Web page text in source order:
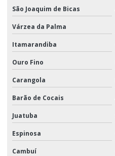
São Joaquim de Bicas
Várzea da Palma
Itamarandiba
Ouro Fino
Carangola
Barão de Cocais
Juatuba
Espinosa
Cambuí